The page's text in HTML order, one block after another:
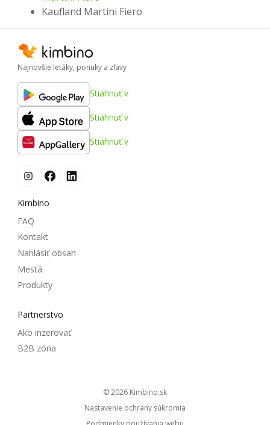
Kaufland Martini Fiero
Najnovšie letáky, ponuky a zľavy
Stiahnuť v
Stiahnuť v
Stiahnuť v
Kimbino
FAQ
Kontakt
Nahlásiť obsah
Mestá
Produkty
Partnerstvo
Ako inzerovať
B2B zóna
© 2026
kimbino.sk
Nastavenie ochrany súkromia